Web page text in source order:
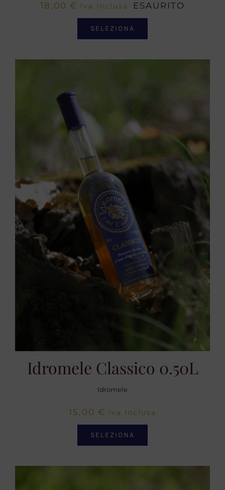
18,00 € Iva Inclusa ESAURITO
SELEZIONA
Idromele Classico 0.50L
Idromele
15,00 € Iva Inclusa
SELEZIONA